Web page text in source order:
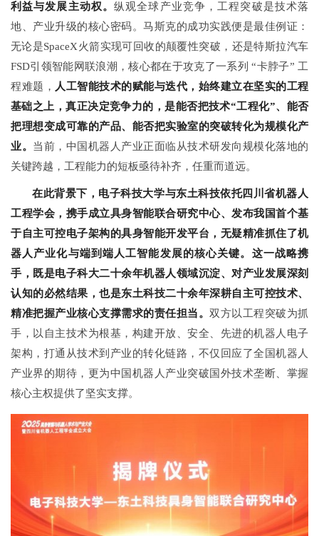
利益与发展主动权。纵观全球产业竞争，工程突破是技术落
地、产业升级的核心密码。马斯克的成功实践便是最佳例证：
无论是SpaceX火箭实现可回收的颠覆性突破，还是特斯拉汽车
FSD引领智能网联浪潮，核心都在于攻克了一系列 “卡脖子” 工
程难题， 人工智能技术的赋能与迭代，始终建立在坚实的工程
基础之上，真正决定竞争力的，是能否把技术“工程化”、能否
把理想变成可靠的产品、能否把实验室的突破转化为规模化产
业。 当前，中国机器人产业正面临从技术研发向规模化落地的
关键跨越，工程能力的短板亟待补齐，任重而道远。
在此背景下，电子科技大学与东土科技依托四川省机器人
工程学会，携手成立具身智能联合研究中心、发布我国首个基
于自主可控电子架构的具身智能开发平台，无疑精准抓住了机
器人产业化与端到端人工智能发展的核心关键。这一战略携
手，既是电子科大二十余年机器人领域沉淀、对产业发展深刻
认知的必然结果，也是东土科技二十余年深耕自主可控技术、
精准把握产业核心支撑需求的责任担当。 双方以工程突破为抓
手，以自主技术为根基，构建开放、安全、先进的机器人电子
架构，打通从技术到产业的转化链路，不仅回应了全国机器人
产业界的期待，更为中国机器人产业突破国外技术垄断、掌握
核心主权提供了坚实支撑。